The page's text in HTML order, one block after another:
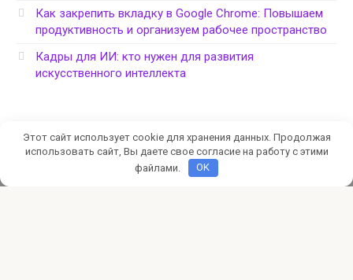
Как закрепить вкладку в Google Chrome: Повышаем
продуктивность и организуем рабочее пространство
Кадры для ИИ: кто нужен для развития
искусственного интеллекта
Политика конфиденциальности
Этот сайт использует cookie для хранения данных. Продолжая
использовать сайт, Вы даете свое согласие на работу с этими
файлами.
OK